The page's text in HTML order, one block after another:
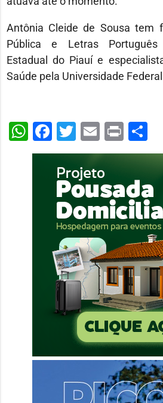
Antônia Cleide de Sousa tem
Pública e Letras Português
Estadual do Piauí e
Saúde pela Universidade
WhatsApp
Facebook
Twitter
Email
Print